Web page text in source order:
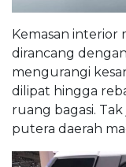
Kemasan interior
dirancang
mengurangi
dilipat hingga
ruang bagasi.
putera daerah